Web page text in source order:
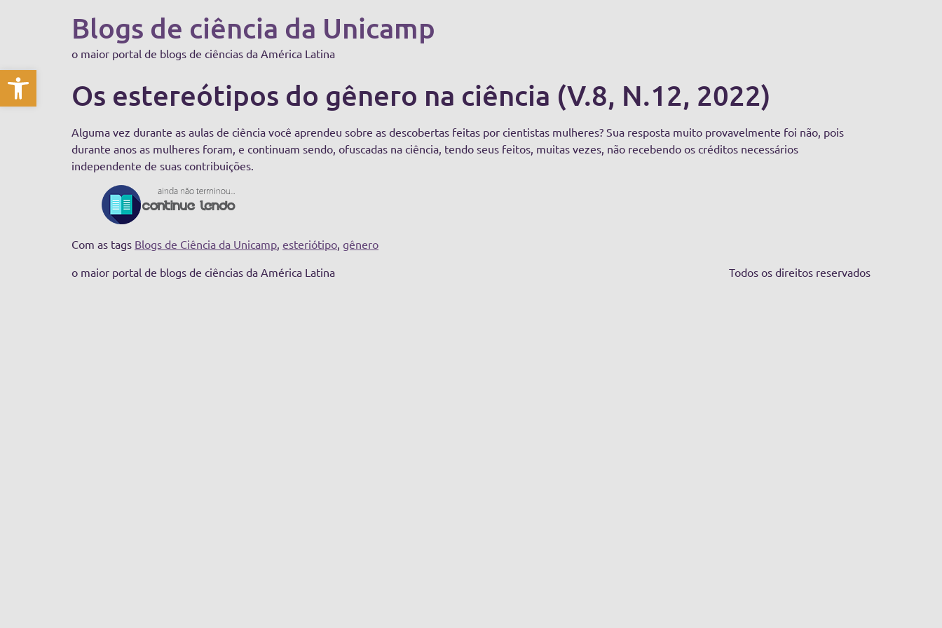
Abrir a barra de ferramentas
Blogs de ciência da Unicamp
o maior portal de blogs de ciências da América Latina
Os estereótipos do gênero na ciência (V.8, N.12, 2022)
Alguma vez durante as aulas de ciência você aprendeu sobre as descobertas feitas por cientistas mulheres? Sua resposta muito provavelmente foi não, pois
durante anos as mulheres foram, e continuam sendo, ofuscadas na ciência, tendo seus feitos, muitas vezes, não recebendo os créditos necessários
independente de suas contribuições.
Com as tags Blogs de Ciência da Unicamp, esteriótipo, gênero
o maior portal de blogs de ciências da América Latina
Todos os direitos reservados